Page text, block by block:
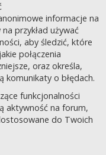
informacje na
przykład używać
aby śledzić, które
połączenia
oraz określa,
komunikaty o błędach.
funkcjonalności
aktywność na forum,
do Twoich